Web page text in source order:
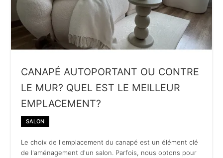
CANAPÉ AUTOPORTANT OU CONTRE
LE MUR? QUEL EST LE MEILLEUR
EMPLACEMENT?
SALON
Le choix de l'emplacement du canapé est un élément clé
de l'aménagement d'un salon. Parfois, nous optons pour